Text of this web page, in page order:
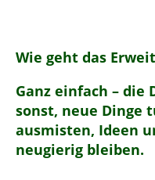
Wie geht das
Ganz einfach – die
sonst, neue Dinge
ausmisten, Ideen
neugierig bleiben.